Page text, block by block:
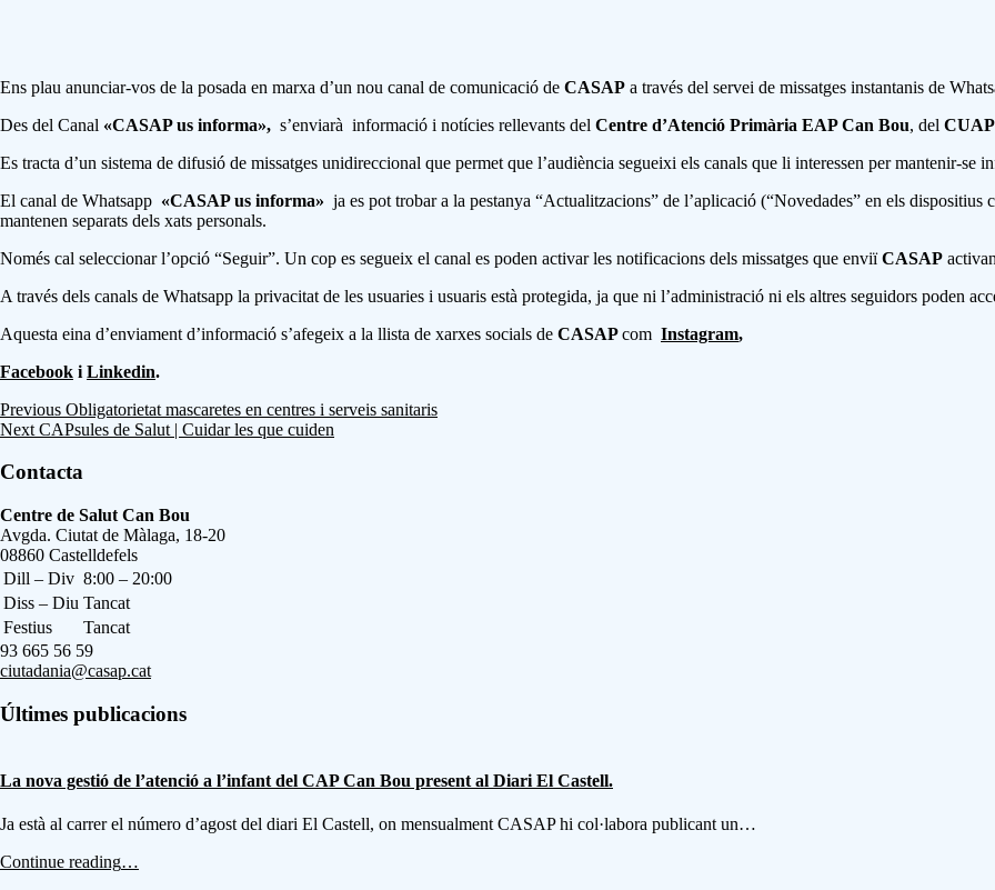
Ens plau anunciar-vos de la posada en marxa d’un nou canal de comunicació de CASAP a través del servei de missatges instantanis de
Des del Canal «CASAP us informa», s’enviarà informació i notícies rellevants del Centre d’Atenció Primària EAP Can Bou, del CUAP
Es tracta d’un sistema de difusió de missatges unidireccional que permet que l’audiència segueixi els canals que li interessen per mantenir-se
El canal de Whatsapp «CASAP us informa» ja es pot trobar a la pestanya “Actualitzacions” de l’aplicació (“Novedades” en els dispositius
mantenen separats dels xats personals.
Només cal seleccionar l’opció “Seguir”. Un cop es segueix el canal es poden activar les notificacions dels missatges que enviïCASAP
A través dels canals de Whatsapp la privacitat de les usuaries i usuaris està protegida, ja que ni l’administració ni els altres seguidors poden
Aquesta eina d’enviament d’informació s’afegeix a la llista de xarxes socials de CASAPcom Instagram,
Facebook i Linkedin.
Navegació
d'entrades
Previous Obligatorietat mascaretes en centres i serveis sanitaris
Next CAPsules de Salut | Cuidar les que cuiden
back
main
navigation
Sidebar
Contacta
Address:
Centre de Salut Can Bou
Avgda. Ciutat de Màlaga, 18-20
08860 Castelldefels
Business
hours:
Dill – Div 8:00 – 20:00
Diss – Diu Tancat
Festius
Tancat
Phone
number:
93 665 56 59
Email
ciutadania@casap.cat
Últimes publicacions
La nova gestió de l’atenció a l’infant del CAP Can Bou present al Diari El Castell.
Ja està al carrer el número d’agost del diari El Castell, on mensualment CASAP hi col·labora publicant un…
Continue reading“La
…
info
sidebar